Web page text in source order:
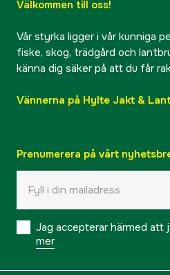
Välkommen till oss!
Vår styrka ligger i vår kunniga
fiske, skog, trädgård och
känna dig säker på att du får
Vännerna på Hylte Jakt &
Prenumerera på vårt
Jag accepterar härmed
mer